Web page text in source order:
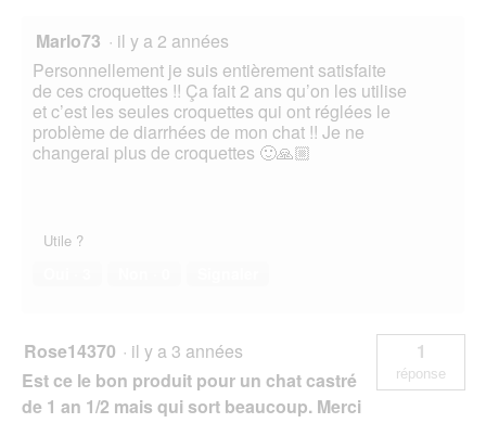
Marlo73 · il y a 2 années
Personnellement je suis entièrement satisfaite
de ces croquettes !! Ça fait 2 ans qu’on les utilise
et c’est les seules croquettes qui ont réglées le
problème de diarrhées de mon chat !! Je ne
changerai plus de croquettes 🙂🙏🏼
Utile ?
Rose14370 · il y a 3 années
Est ce le bon produit pour un chat castré
de 1 an 1/2 mais qui sort beaucoup. Merci
1
réponse